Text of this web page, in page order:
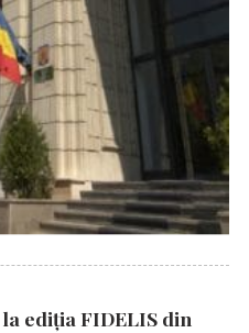
la ediția FIDELIS din